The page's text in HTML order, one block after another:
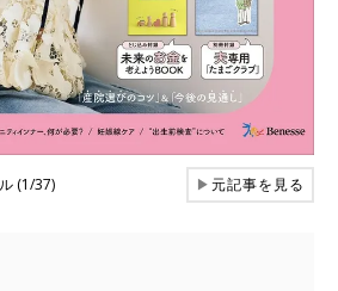
(1/37) ▶元記事を見る